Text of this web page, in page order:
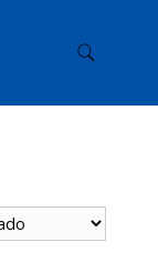
la Guerra de